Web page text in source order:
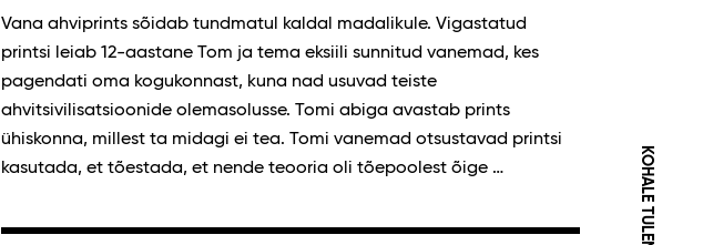
KOHALE TULEMINE
Vana ahviprints sõidab tundmatul kaldal madalikule. Vigastatud
printsi leiab 12-aastane Tom ja tema eksiili sunnitud vanemad, kes
pagendati oma kogukonnast, kuna nad usuvad teiste
ahvitsivilisatsioonide olemasolusse. Tomi abiga avastab prints
ühiskonna, millest ta midagi ei tea. Tomi vanemad otsustavad printsi
kasutada, et tõestada, et nende teooria oli tõepoolest õige …